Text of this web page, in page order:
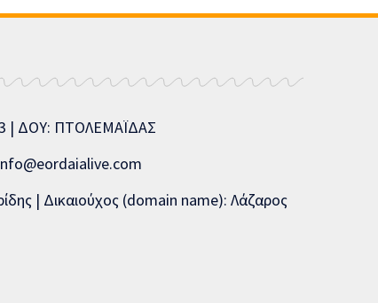
| ΔΟΥ: ΠΤΟΛΕΜΑΪΔΑΣ
| Δικαιούχος (domain name): Λάζαρος